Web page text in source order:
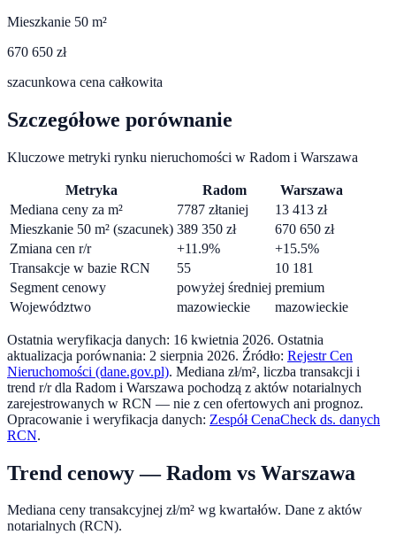
Mieszkanie 50 m²
670 650 zł
szacunkowa cena całkowita
Szczegółowe porównanie
Kluczowe metryki rynku nieruchomości w Radom i Warszawa
Metryka Radom
Warszawa
Mediana ceny za m²
7787 złtaniej 13 413 zł
Mieszkanie 50 m² (szacunek) 389 350 zł 670 650 zł
Zmiana cen r/r
+11.9% +15.5%
Transakcje w bazie RCN
55
10 181
Segment cenowy
powyżej średniej premium
Województwo
mazowieckie mazowieckie
Ostatnia weryfikacja danych: 16 kwietnia 2026. Ostatnia
aktualizacja porównania: 2 sierpnia 2026. Źródło: Rejestr Cen
Nieruchomości (dane.gov.pl). Mediana zł/m², liczba transakcji i
trend r/r dla Radom i Warszawa pochodzą z aktów notarialnych
zarejestrowanych w RCN — nie z cen ofertowych ani prognoz.
Opracowanie i weryfikacja danych: Zespół CenaCheck ds. danych
RCN.
Trend cenowy —Radom vs Warszawa
Mediana ceny transakcyjnej zł/m² wg kwartałów. Dane z aktów
notarialnych (RCN).